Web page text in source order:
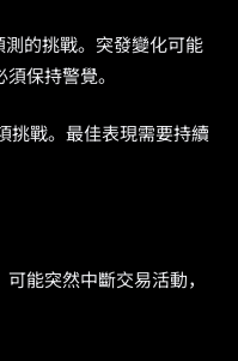
的挑戰。突發變化可能
保持警覺。
挑戰。最佳表現需要持續
能突然中斷交易活動，